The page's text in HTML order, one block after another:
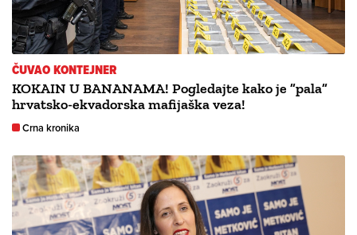
ČUVAO KONTEJNER
KOKAIN U BANANAMA! Pogledajte kako je ”pala”
hrvatsko-ekvadorska mafijaška veza!
Crna kronika